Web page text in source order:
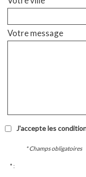
Votre message
J'accepte les
* Champs obligatoires
* :